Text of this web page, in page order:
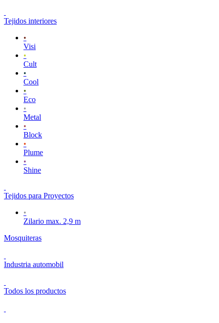
Tejidos interiores
•
Visi
•
Cult
•
Cool
•
Eco
•
Metal
•
Block
•
Plume
•
Shine
Tejidos para Proyectos
•
Zilario max. 2,9 m
Mosquiteras
Industria automobil
Todos los productos